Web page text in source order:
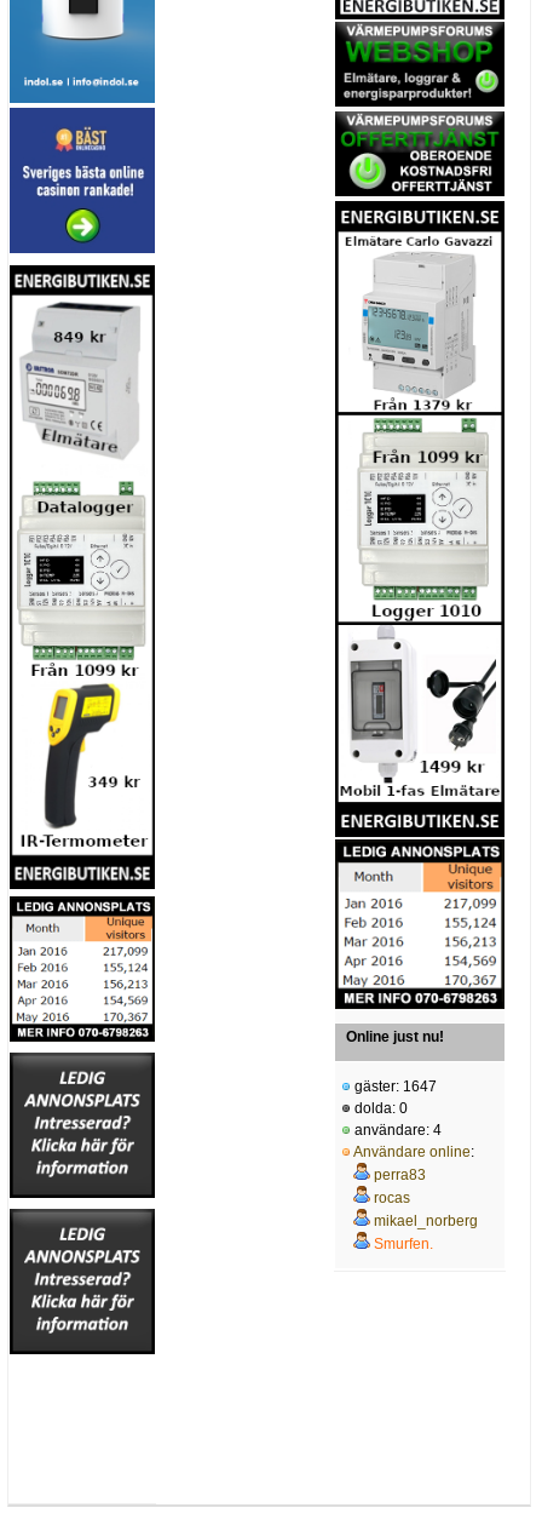
Online just nu!
gäster: 1647
dolda: 0
användare: 4
Användare online:
perra83
rocas
mikael_norberg
Smurfen.